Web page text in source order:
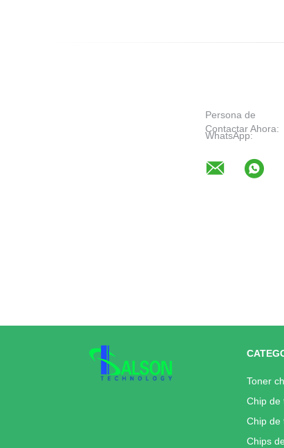
de productos de la
industria de la fabricación
fabricación de productos
de la industria.
Persona de
Contactar Ahora:
WhatsApp:
Toner
Chip de
Chip de
Chips